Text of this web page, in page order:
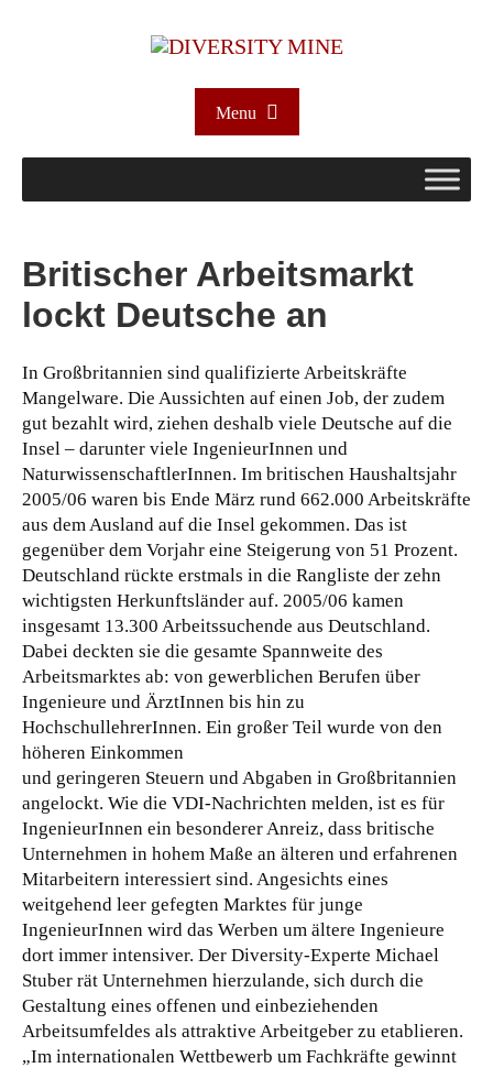
Menu
Britischer Arbeitsmarkt
lockt Deutsche an
In Großbritannien sind qualifizierte Arbeitskräfte
Mangelware. Die Aussichten auf einen Job, der zudem
gut bezahlt wird, ziehen deshalb viele Deutsche auf die
Insel – darunter viele IngenieurInnen und
NaturwissenschaftlerInnen. Im britischen Haushaltsjahr
2005/06 waren bis Ende März rund 662.000 Arbeitskräfte
aus dem Ausland auf die Insel gekommen. Das ist
gegenüber dem Vorjahr eine Steigerung von 51 Prozent.
Deutschland rückte erstmals in die Rangliste der zehn
wichtigsten Herkunftsländer auf. 2005/06 kamen
insgesamt 13.300 Arbeitssuchende aus Deutschland.
Dabei deckten sie die gesamte Spannweite des
Arbeitsmarktes ab: von gewerblichen Berufen über
Ingenieure und ÄrztInnen bis hin zu
HochschullehrerInnen. Ein großer Teil wurde von den
höheren Einkommen
und geringeren Steuern und Abgaben in Großbritannien
angelockt. Wie die VDI-Nachrichten melden, ist es für
IngenieurInnen ein besonderer Anreiz, dass britische
Unternehmen in hohem Maße an älteren und erfahrenen
Mitarbeitern interessiert sind. Angesichts eines
weitgehend leer gefegten Marktes für junge
IngenieurInnen wird das Werben um ältere Ingenieure
dort immer intensiver. Der Diversity-Experte Michael
Stuber rät Unternehmen hierzulande, sich durch die
Gestaltung eines offenen und einbeziehenden
Arbeitsumfeldes als attraktive Arbeitgeber zu etablieren.
„Im internationalen Wettbewerb um Fachkräfte gewinnt